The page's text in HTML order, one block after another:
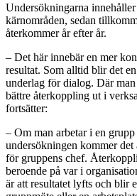
Undersökningarna
kärnområden, sedan
återkommer år efter år.
– Det här innebär en mer
resultat. Som alltid blir det
underlag för dialog. Där
bättre återkoppling ut i
fortsätter:
– Om man arbetar i en
undersökningen kommer
för gruppens chef.
beroende på var i
är att resultatet lyfts och blir